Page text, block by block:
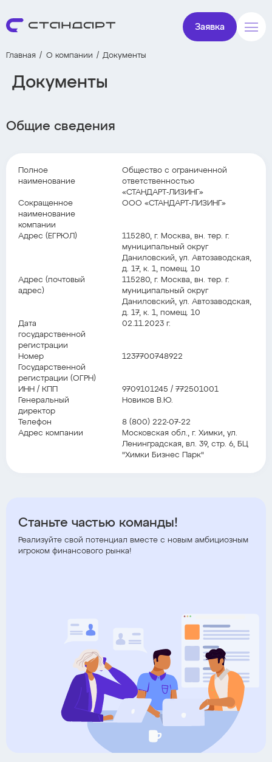
Заявка
Главная О компании Документы
Документы
Общие сведения
Полное
наименование
Общество с ограниченной
ответственностью
«СТАНДАРТ‑ЛИЗИНГ»
Сокращенное
наименование
компании
ООО «СТАНДАРТ‑ЛИЗИНГ»
Адрес (ЕГРЮЛ)
115280, г. Москва, вн. тер. г.
муниципальный округ
Даниловский, ул. Автозаводская,
д. 17, к. 1, помещ. 10
Адрес (почтовый
адрес)
115280, г. Москва, вн. тер. г.
муниципальный округ
Даниловский, ул. Автозаводская,
д. 17, к. 1, помещ. 10
Дата
государственной
регистрации
02.11.2023 г.
Номер
Государственной
регистрации (ОГРН)
1237700748922
ИНН / КПП
9709101245 / 772501001
Генеральный
директор
Новиков В.Ю.
Телефон
8 (800) 222-07-22
Адрес компании
Московская обл., г. Химки, ул.
Ленинградская, вл. 39, стр. 6, БЦ
"Химки Бизнес Парк"
Станьте частью команды!
Реализуйте свой потенциал вместе с новым амбициозным
игроком финансового рынка!